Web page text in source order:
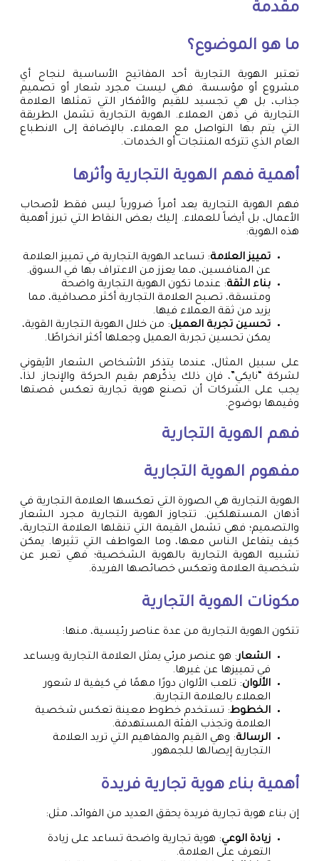
مقدمة
ما هو الموضوع؟
تعتبر الهوية التجارية أحد المفاتيح الأساسية لنجاح أي
مشروع أو مؤسسة. فهي ليست مجرد شعار أو تصميم
جذاب، بل هي تجسيد للقيم والأفكار التي تمثلها العلامة
التجارية في ذهن العملاء. الهوية التجارية تشمل الطريقة
التي يتم بها التواصل مع العملاء، بالإضافة إلى الانطباع
العام الذي تتركه المنتجات أو الخدمات.
أهمية فهم الهوية التجارية وأثرها
فهم الهوية التجارية يعد أمراً ضرورياً ليس فقط لأصحاب
الأعمال، بل أيضاً للعملاء. إليك بعض النقاط التي تبرز أهمية
هذه الهوية:
تمييز العلامة: تساعد الهوية التجارية في تمييز العلامة
عن المنافسين، مما يعزز من الاعتراف بها في السوق.
بناء الثقة: عندما تكون الهوية التجارية واضحة
ومتسقة، تصبح العلامة التجارية أكثر مصداقية، مما
يزيد من ثقة العملاء فيها.
تحسين تجربة العميل: من خلال الهوية التجارية القوية،
يمكن تحسين تجربة العميل وجعلها أكثر انخراطًا.
على سبيل المثال، عندما يتذكر الأشخاص الشعار الأيقوني
لشركة “نايكي”، فإن ذلك يذكّرهم بقيم الحركة والإنجاز. لذا،
يجب على الشركات أن تصنع هوية تجارية تعكس قصتها
وقيمها بوضوح.
فهم الهوية التجارية
مفهوم الهوية التجارية
الهوية التجارية هي الصورة التي تعكسها العلامة التجارية في
أذهان المستهلكين. تتجاوز الهوية التجارية مجرد الشعار
والتصميم؛ فهي تشمل القيمة التي تنقلها العلامة التجارية،
كيف يتفاعل الناس معها، وما العواطف التي تثيرها. يمكن
تشبيه الهوية التجارية بالهوية الشخصية؛ فهي تعبر عن
شخصية العلامة وتعكس خصائصها الفريدة.
مكونات الهوية التجارية
تتكون الهوية التجارية من عدة عناصر رئيسية، منها:
الشعار: هو عنصر مرئي يمثل العلامة التجارية ويساعد
في تمييزها عن غيرها.
الألوان: تلعب الألوان دورًا مهمًا في كيفية لا شعور
العملاء بالعلامة التجارية.
الخطوط: تستخدم خطوط معينة تعكس شخصية
العلامة وتجذب الفئة المستهدفة.
الرسالة: وهي القيم والمفاهيم التي تريد العلامة
التجارية إيصالها للجمهور.
أهمية بناء هوية تجارية فريدة
إن بناء هوية تجارية فريدة يحقق العديد من الفوائد، مثل:
زيادة الوعي: هوية تجارية واضحة تساعد على زيادة
التعرف على العلامة.